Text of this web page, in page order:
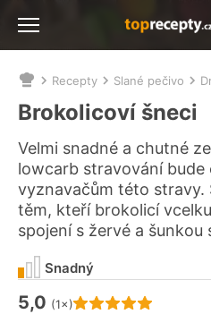
Nacházíte
se
zde:
Recepty Slané pečivo
Brokolicoví šneci
Velmi snadné a chutné
lowcarb stravování bude
vyznavačům této stravy.
těm, kteří brokolicí
spojení s žervé a šunkou
Hodnocení receptu je
5,0 (1×)
Snadný